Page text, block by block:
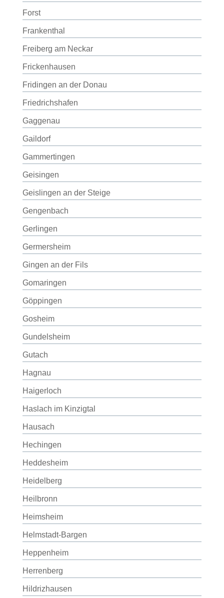
Forst
Frankenthal
Freiberg am Neckar
Frickenhausen
Fridingen an der Donau
Friedrichshafen
Gaggenau
Gaildorf
Gammertingen
Geisingen
Geislingen an der Steige
Gengenbach
Gerlingen
Germersheim
Gingen an der Fils
Gomaringen
Göppingen
Gosheim
Gundelsheim
Gutach
Hagnau
Haigerloch
Haslach im Kinzigtal
Hausach
Hechingen
Heddesheim
Heidelberg
Heilbronn
Heimsheim
Helmstadt-Bargen
Heppenheim
Herrenberg
Hildrizhausen